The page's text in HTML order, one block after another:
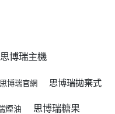
思博瑞主機
思博瑞官網 思博瑞拋棄式
煙油 思博瑞糖果